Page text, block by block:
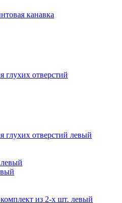
канавка
отверстий
отверстий левый